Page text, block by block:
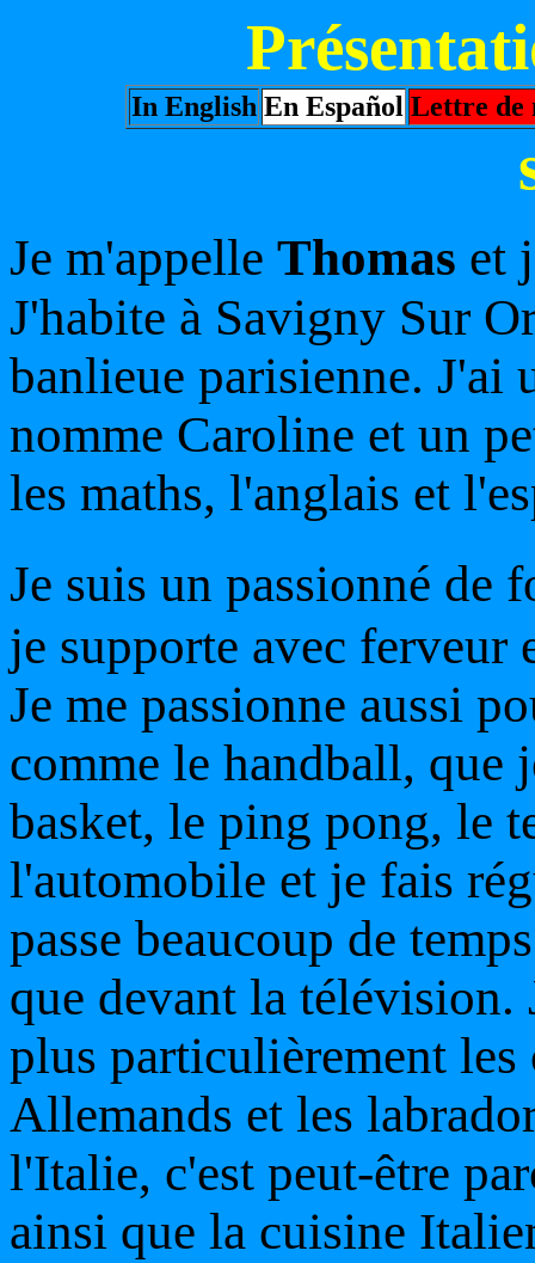
In English En Español Lettre de
Je m'appelle Thomas et
J'habite à Savigny Sur
banlieue parisienne. J'ai
nomme Caroline et un
les maths, l'anglais et
Je suis un passionné de
je supporte avec ferveur
Je me passionne aussi
comme le handball, que
basket, le ping pong, le
l'automobile et je fais
passe beaucoup de
que devant la télévision.
plus particulièrement les
Allemands et les
l'Italie, c'est peut-être
ainsi que la cuisine